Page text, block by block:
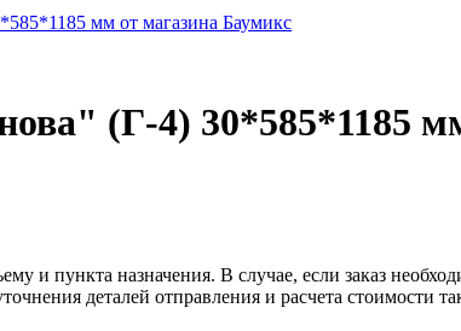
(Г-4) 30*585*1185
и пункта назначения. В случае, если заказ
деталей отправления и расчета стоимости